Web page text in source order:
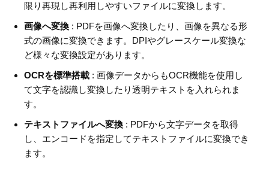
限り再現し再利用しやすいファイルに変換します。
画像へ変換 : PDFを画像へ変換したり、画像を異なる形
式の画像に変換できます。DPIやグレースケール変換な
ど様々な変換設定があります。
OCRを標準搭載 : 画像データからもOCR機能を使用し
て文字を認識し変換したり透明テキストを入れられま
す。
テキストファイルへ変換 : PDFから文字データを取得
し、エンコードを指定してテキストファイルに変換でき
ます。